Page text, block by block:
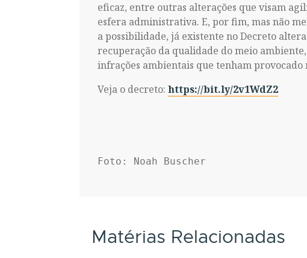
eficaz, entre outras alterações que visam
esfera administrativa. E, por fim, mas não
a possibilidade, já existente no Decreto
recuperação da qualidade do meio
infrações ambientais que tenham provocado
Veja o decreto: https://bit.ly/2v1WdZ2
Foto: Noah Buscher
Matérias Relacionadas